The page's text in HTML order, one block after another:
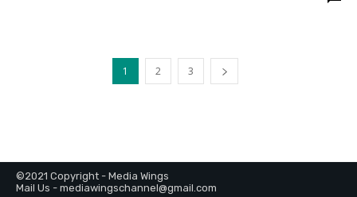
1 2 3
©2021 Copyright - Media Wings
Mail Us - mediawingschannel@gmail.com